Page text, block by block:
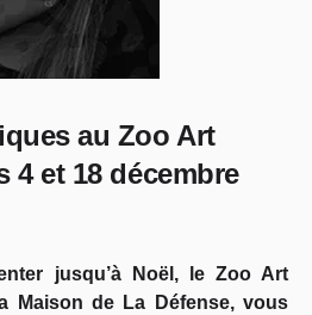
au Zoo Art
4 et 18 décembre
jusqu’à Noël, le Zoo Art
Maison de La Défense, vous